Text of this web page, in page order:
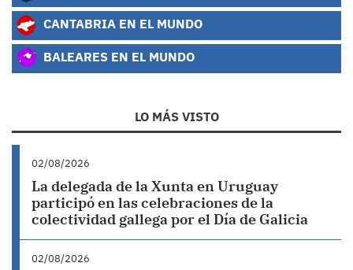
CANTABRIA EN EL MUNDO
BALEARES EN EL MUNDO
LO MÁS VISTO
02/08/2026
La delegada de la Xunta en Uruguay
participó en las celebraciones de la
colectividad gallega por el Día de Galicia
02/08/2026